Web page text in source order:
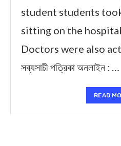
student students
sitting on the
Doctors were also
সব্যসাচী পত্রিকা অনলাইন : …
READ